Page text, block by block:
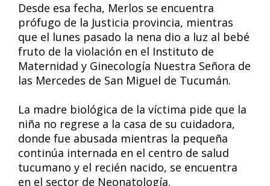
Desde esa fecha, Merlos se encuentra
prófugo de la Justicia provincia, mientras
que el lunes pasado la nena dio a luz al bebé
fruto de la violación en el Instituto de
Maternidad y Ginecología Nuestra Señora de
las Mercedes de San Miguel de Tucumán.
La madre biológica de la víctima pide que la
niña no regrese a la casa de su cuidadora,
donde fue abusada mientras la pequeña
continúa internada en el centro de salud
tucumano y el recién nacido, se encuentra
en el sector de Neonatología.